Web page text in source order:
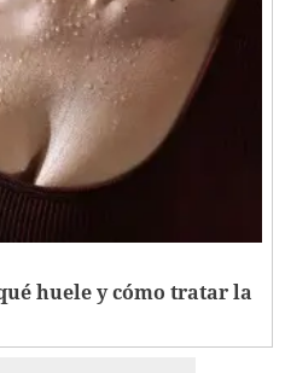
huele y cómo tratar la